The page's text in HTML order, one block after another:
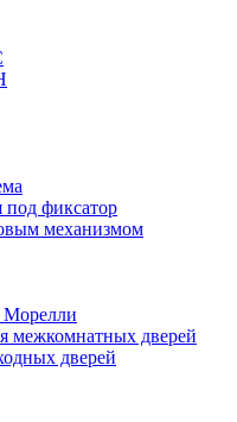
под фиксатор
механизмом
межкомнатных дверей
дверей